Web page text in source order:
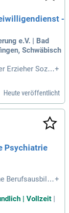
-
e.V. | Bad
Schwäbisch
Erzieher Sozia
Lo
Assistenzk
+
Heute veröffentlicht
Psychiatrie
Berufsausbildu
Spor
oder über ein
im Bereic
+
| Vollzeit